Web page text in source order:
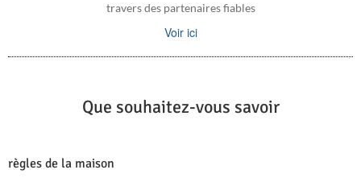
travers des partenaires fiables
Voir ici
Que souhaitez-vous savoir
règles de la maison